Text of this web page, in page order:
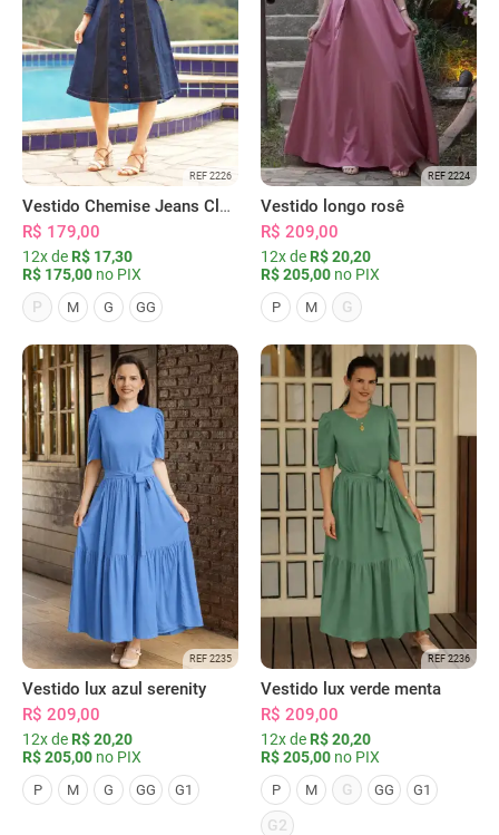
REF 2226
Vestido Chemise Jeans Clássica Serena
R$ 179,00
12x de R$ 17,30
R$ 175,00 no PIX
P
M G GG
REF 2224
Vestido longo rosê
R$ 209,00
12x de R$ 20,20
R$ 205,00 no PIX
P M G
REF 2235
Vestido lux azul serenity
R$ 209,00
12x de R$ 20,20
R$ 205,00 no PIX
P M G GG G1
REF 2236
Vestido lux verde menta
R$ 209,00
12x de R$ 20,20
R$ 205,00 no PIX
P M G GG G1
G2